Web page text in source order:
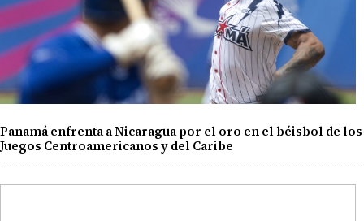
Panamá enfrenta a Nicaragua por el oro en el béisbol de los
Juegos Centroamericanos y del Caribe